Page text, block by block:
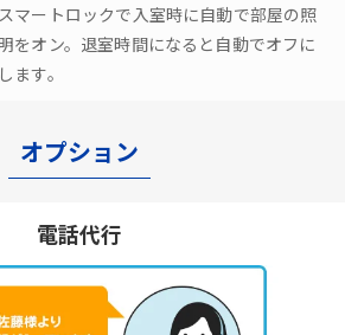
スマートロックで入室時に自動で部屋の照
をオン。退室時間になると自動でオフに
します。
オプション
電話代行